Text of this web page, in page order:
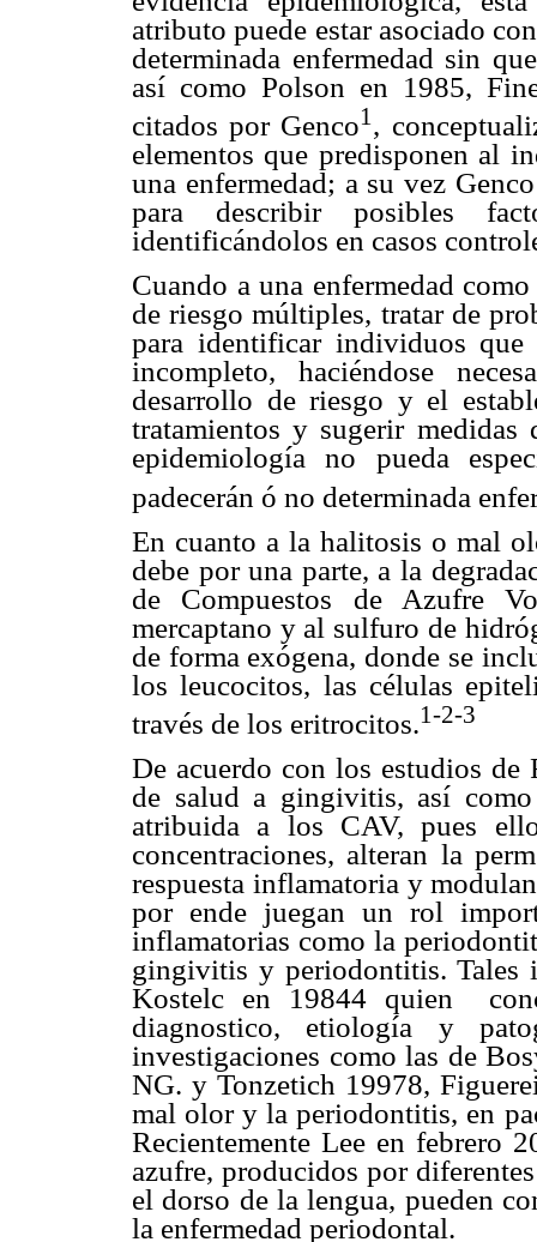
atributo puede estar asociado
determinada enfermedad sin
así como Polson en 1985,
citados por Genco1 ,
elementos que predisponen al
una enfermedad; a su vez
para describir posibles
identificándolos en casos
Cuando a una enfermedad
de riesgo múltiples, tratar de
para identificar individuos que
incompleto, haciéndose
desarrollo de riesgo y el
tratamientos y sugerir
epidemiología no pueda
padecerán ó no determinada
En cuanto a la halitosis o mal
debe por una parte, a la
de Compuestos de Azufre
mercaptano y al sulfuro de
de forma exógena, donde se
los leucocitos, las células
través de los eritrocitos.1-2-3
De acuerdo con los estudios
de salud a gingivitis, así
atribuida a los CAV, pues
concentraciones, alteran la
respuesta inflamatoria y
por ende juegan un rol
inflamatorias como la
gingivitis y periodontitis. Tales
Kostelc en 19844 quien
diagnostico, etiología y
investigaciones como las de
NG. y Tonzetich 19978,
mal olor y la periodontitis, en
Recientemente Lee en febrero
azufre, producidos por
el dorso de la lengua, pueden
la enfermedad periodontal.